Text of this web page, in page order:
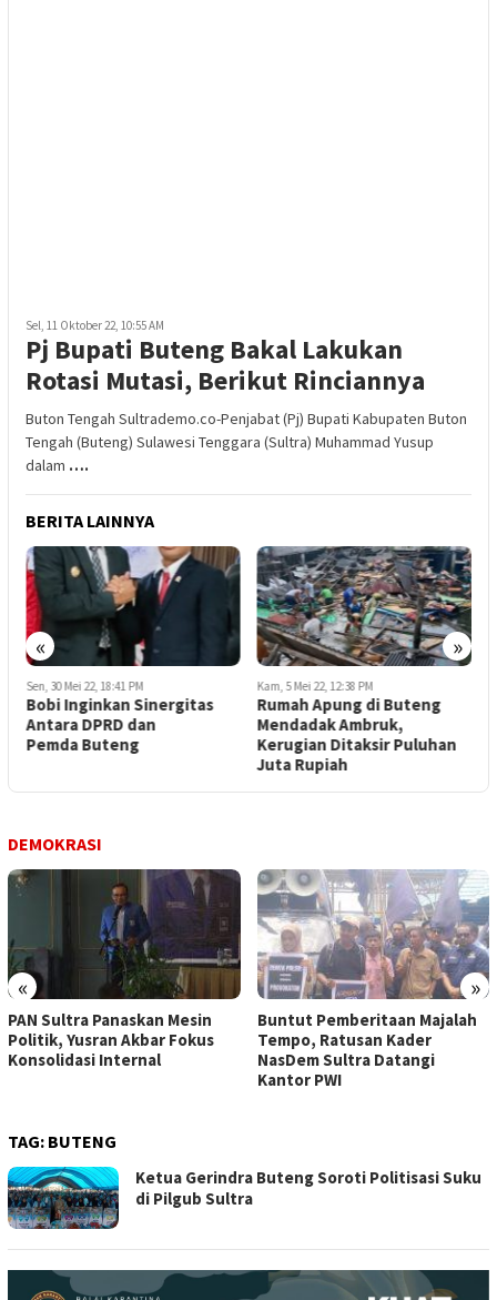
Sel, 11 Oktober 22, 10:55 AM
Pj Bupati Buteng Bakal Lakukan
Rotasi Mutasi, Berikut Rinciannya
Buton Tengah Sultrademo.co-Penjabat (Pj) Bupati Kabupaten Buton
Tengah (Buteng) Sulawesi Tenggara (Sultra) Muhammad Yusup
dalam ….
BERITA LAINNYA
« »
Sen, 30 Mei 22, 18:41 PM
Bobi Inginkan Sinergitas
Antara DPRD dan
Pemda Buteng
Kam, 5 Mei 22, 12:38 PM
Rumah Apung di Buteng
Mendadak Ambruk,
Kerugian Ditaksir Puluhan
Juta Rupiah
DEMOKRASI
« »
PAN Sultra Panaskan Mesin
Politik, Yusran Akbar Fokus
Konsolidasi Internal
Buntut Pemberitaan Majalah
Tempo, Ratusan Kader
NasDem Sultra Datangi
Kantor PWI
TAG: BUTENG
Ketua Gerindra Buteng Soroti Politisasi Suku
di Pilgub Sultra